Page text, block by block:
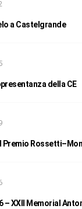
a Castelgrande
della CE
Premio
– XXII Memorial